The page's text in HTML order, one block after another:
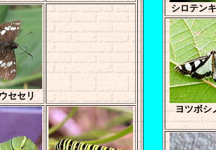
セセリ
シロテン
ヨツボシ